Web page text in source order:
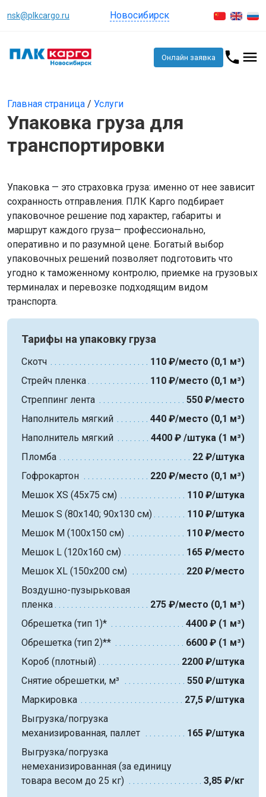
nsk@plkcargo.ru Новосибирск
Онлайн заявка
Главная страница / Услуги
Упаковка груза для
транспортировки
Упаковка — это страховка груза: именно от нее зависит
сохранность отправления. ПЛК Карго подбирает
упаковочное решение под характер, габариты и
маршрут каждого груза— профессионально,
оперативно и по разумной цене. Богатый выбор
упаковочных решений позволяет подготовить что
угодно к таможенному контролю, приемке на грузовых
терминалах и перевозке подходящим видом
транспорта.
Тарифы на упаковку груза
Скотч
110 ₽/место (0,1 м³)
Стрейч пленка
110 ₽/место (0,1 м³)
Стреппинг лента
550 ₽/место
Наполнитель мягкий
440 ₽/место (0,1 м³)
Наполнитель мягкий
4400 ₽ /штука (1 м³)
Пломба
22 ₽/штука
Гофрокартон
220 ₽/место (0,1 м³)
Мешок XS (45х75 см)
110 ₽/штука
Мешок S (80х140; 90х130 см)
110 ₽/штука
Мешок M (100х150 см)
110 ₽/место
Мешок L (120х160 см)
165 ₽/место
Мешок XL (150х200 см)
220 ₽/место
Воздушно-пузырьковая
пленка
275 ₽/место (0,1 м³)
Обрешетка (тип 1)*
4400 ₽ (1 м³)
Обрешетка (тип 2)**
6600 ₽ (1 м³)
Короб (плотный)
2200 ₽/штука
Снятие обрешетки, м³
550 ₽/штука
Маркировка
27,5 ₽/штука
Выгрузка/погрузка
механизированная, паллет
165 ₽/штука
Выгрузка/погрузка
немеханизированная (за единицу
товара весом до 25 кг)
3,85 ₽/кг